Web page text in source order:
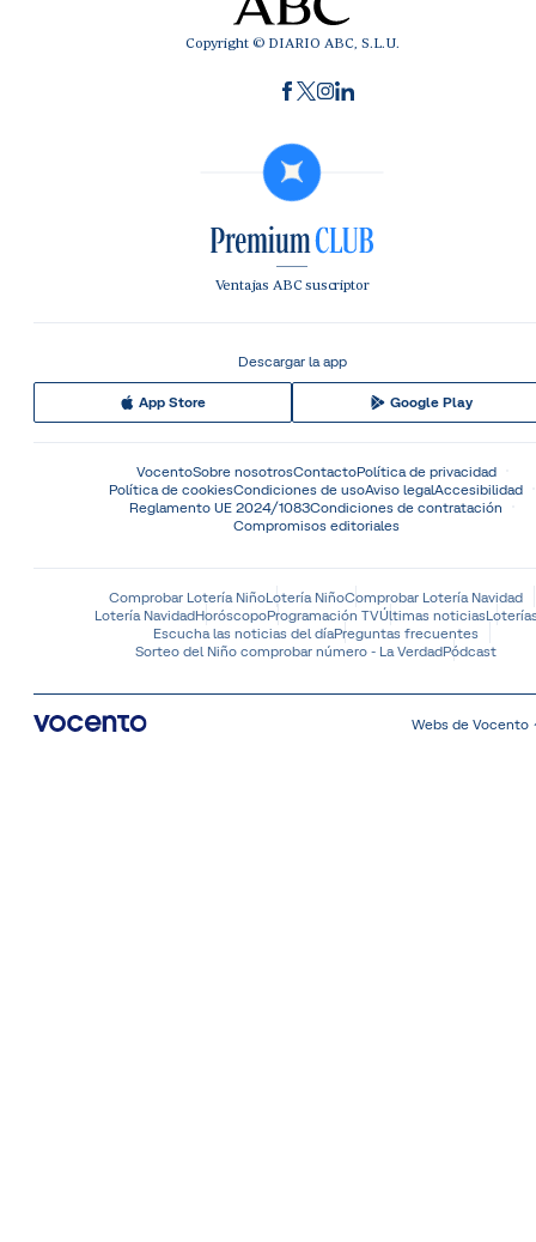
Copyright © DIARIO ABC, S.L.U.
Ventajas ABC suscriptor
Descargar la app
App Store Google Play
VocentoSobre nosotrosContactoPolítica de privacidad
Política de cookiesCondiciones de usoAviso legalAccesibilidad
Reglamento UE 2024/1083Condiciones de contratación
Compromisos editoriales
Comprobar Lotería NiñoLotería NiñoComprobar Lotería Navidad
Lotería NavidadHoróscopoProgramación TVÚltimas noticias
Escucha las noticias del díaPreguntas frecuentes
Sorteo del Niño comprobar número - La VerdadPódcast
Webs de Vocento